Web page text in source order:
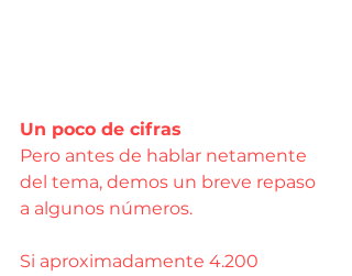
Un poco de cifras
Pero antes de hablar netamente
del tema, demos un breve repaso
a algunos números.
Si aproximadamente 4.200